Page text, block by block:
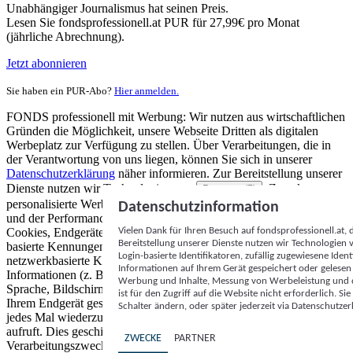
Unabhängiger Journalismus hat seinen Preis.
Lesen Sie fondsprofessionell.at PUR für 27,99€ pro Monat
(jährliche Abrechnung).
Jetzt abonnieren
Sie haben ein PUR-Abo? Hier anmelden.
FONDS professionell mit Werbung: Wir nutzen aus wirtschaftlichen
Gründen die Möglichkeit, unsere Webseite Dritten als digitalen
Werbeplatz zur Verfügung zu stellen. Über Verarbeitungen, die in
der Verantwortung von uns liegen, können Sie sich in unserer
Datenschutzerklärung näher informieren. Zur Bereitstellung unserer
Dienste nutzen wir Technologien von
Partnern (5)
. Zwecke:
personalisierte Werbung und Inhalte, Messung von Werbeleistung
und der Performance von Inhalten sowie Zielgruppenforschung.
Cookies, Endgeräte- oder ähnliche Online-Kennungen (z. B. login-
basierte Kennungen, zufällig generierte Kennungen,
netzwerkbasierte Kennungen) können zusammen mit anderen
Informationen (z. B. Browsertyp und Browserinformationen,
Sprache, Bildschirmgröße, unterstützte Technologien usw.) auf
Ihrem Endgerät gespeichert oder von dort ausgelesen werden, um es
jedes Mal wiederzuerkennen, wenn es eine App oder einer Webseite
aufruft. Dies geschieht für einen oder mehrere der hier aufgeführten
Verarbeitungszwecke.
Datenschutzinformation
Vielen Dank für Ihren Besuch auf
Bereitstellung unserer Dienste nutzen wir Technologien
Login-basierte Identifikatoren, zufällig zugewiesene
Informationen auf Ihrem Gerät gespeichert oder
Werbung und Inhalte, Messung von Werbeleistung
ist für den Zugriff auf die Website nicht erforderlich.
Schalter ändern, oder später jederzeit via
ZWECKE PARTNER